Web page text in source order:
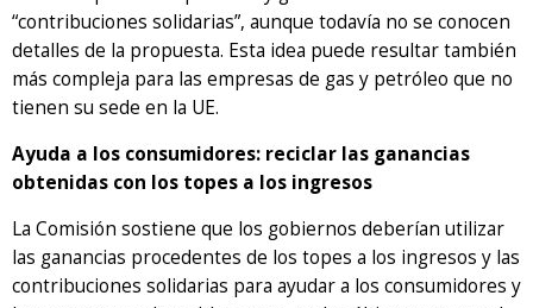
“contribuciones solidarias”, aunque todavía no se conocen
detalles de la propuesta. Esta idea puede resultar también
más compleja para las empresas de gas y petróleo que no
tienen su sede en la UE.
Ayuda a los consumidores: reciclar las ganancias
obtenidas con los topes a los ingresos
La Comisión sostiene que los gobiernos deberían utilizar
las ganancias procedentes de los topes a los ingresos y las
contribuciones solidarias para ayudar a los consumidores y